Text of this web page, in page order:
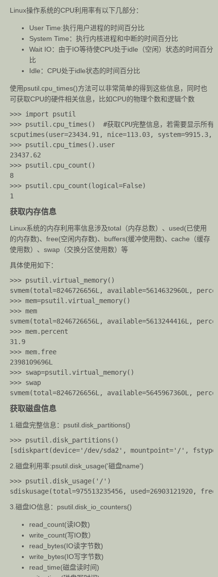
Linux操作系统的CPU利用率有以下几部分：
User Time:执行用户进程的时间百分比
System Time：执行内核进程和中断的时间百分比
Wait IO：由于IO等待使CPU处于idle（空闲）状态的时间百分
比
Idle：CPU处于idle状态的时间百分比
使用psutil.cpu_times()方法可以非常简单的得到这些信息，同时也
可获取CPU的硬件相关信息，比如CPU的物理个数和逻辑个数
>>> import psutil
>>> psutil.cpu_times()	#获取CPU完整信息，若需要显示所有逻辑CPU信息，指定方法变量percpu=True即可，如psutil.cpu_times(percpu=True)
scputimes(user=23434.91, nice=113.03,
>>> psutil.cpu_times().user
23437.62
>>> psutil.cpu_count()
8
>>> psutil.cpu_count(logical=False)
获取内存信息
Linux系统的内存利用率信息涉及total（内存总数）、used(已使用
的内存数)、free(空闲内存数)、buffers(缓冲使用数)、cache（缓存
使用数）、swap（交换分区使用数）等
具体使用如下：
>>> psutil.virtual_memory()
svmem(total=8246726656L, available=5614632960L,
>>> mem=psutil.virtual_memory()
>>> mem
svmem(total=8246726656L, available=5613244416L,
>>> mem.percent
31.9
>>> mem.free
2398109696L
>>> swap=psutil.virtual_memory()
>>> swap
获取磁盘信息
1.磁盘完整信息：psutil.disk_partitions()
>>> psutil.disk_partitions()
2.磁盘利用率:psutil.disk_usage('磁盘name')
>>> psutil.disk_usage('/')
3.磁盘IO信息：psutil.disk_io_counters()
read_count(读IO数)
write_count(写IO数）
read_bytes(IO读字节数)
write_bytes(IO写字节数)
read_time(磁盘读时间)